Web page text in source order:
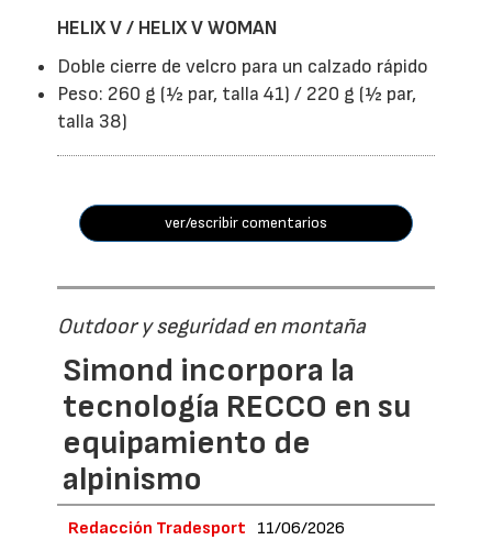
HELIX V / HELIX V WOMAN
Doble cierre de velcro para un calzado rápido
Peso: 260 g (½ par, talla 41) / 220 g (½ par,
talla 38)
ver/escribir comentarios
Outdoor y seguridad en montaña
Simond incorpora la
tecnología RECCO en su
equipamiento de
alpinismo
Redacción Tradesport 11/06/2026